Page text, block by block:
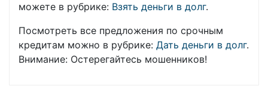
можете в рубрике: Взять деньги в долг.
Посмотреть все предложения по срочным
кредитам можно в рубрике: Дать деньги в долг.
Внимание: Остерегайтесь мошенников!